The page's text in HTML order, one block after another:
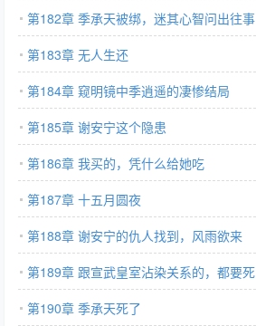
第182章 季承天被绑，迷其心智问出往事
第183章 无人生还
第184章 窥明镜中季逍遥的凄惨结局
第185章 谢安宁这个隐患
第186章 我买的，凭什么给她吃
第187章 十五月圆夜
第188章 谢安宁的仇人找到，风雨欲来
第189章 跟宣武皇室沾染关系的，都要死
第190章 季承天死了